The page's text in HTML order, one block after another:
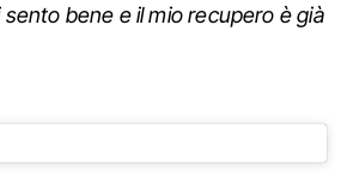
sento bene e il mio recupero è già